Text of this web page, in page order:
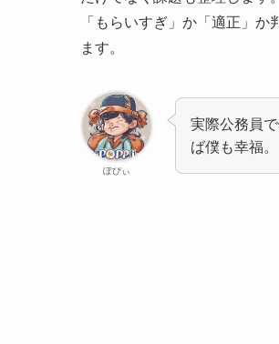
「もらいすぎ」か「適正」
ます。
ぽぴぃ
実際公務員
ば僕も幸福。